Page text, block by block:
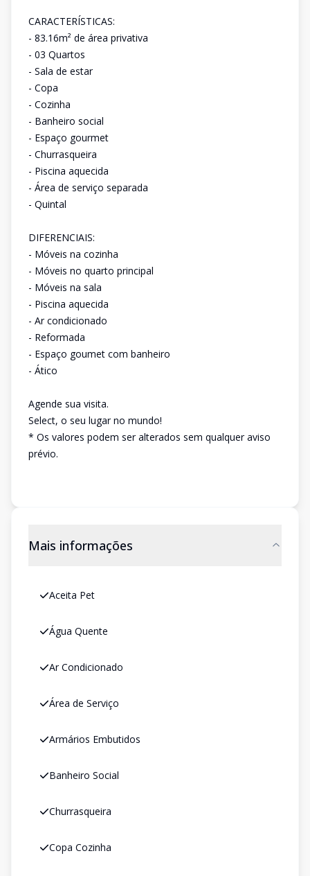
CARACTERÍSTICAS:
- 83.16m² de área privativa
- 03 Quartos
- Sala de estar
- Copa
- Cozinha
- Banheiro social
- Espaço gourmet
- Churrasqueira
- Piscina aquecida
- Área de serviço separada
- Quintal
DIFERENCIAIS:
- Móveis na cozinha
- Móveis no quarto principal
- Móveis na sala
- Piscina aquecida
- Ar condicionado
- Reformada
- Espaço goumet com banheiro
- Ático
Agende sua visita.
Select, o seu lugar no mundo!
* Os valores podem ser alterados sem qualquer aviso
prévio.
Mais informações
Aceita Pet
Água Quente
Ar Condicionado
Área de Serviço
Armários Embutidos
Banheiro Social
Churrasqueira
Copa Cozinha